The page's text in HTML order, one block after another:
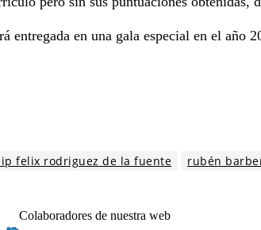
en una gala especial en el año
felix rodriguez de la fuente rubén
Colaboradores de nuestra web